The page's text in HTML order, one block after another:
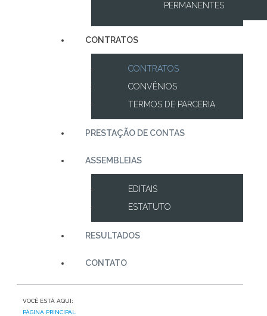
PERMANENTES
CONTRATOS
CONTRATOS
CONVÊNIOS
TERMOS DE PARCERIA
PRESTAÇÃO DE CONTAS
ASSEMBLEIAS
EDITAIS
ESTATUTO
RESULTADOS
CONTATO
VOCÊ ESTÁ AQUI:
PÁGINA PRINCIPAL